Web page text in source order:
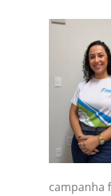
campanha